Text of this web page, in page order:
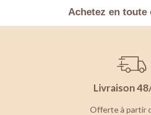
Achetez en toute
Livraison
Offerte à partir